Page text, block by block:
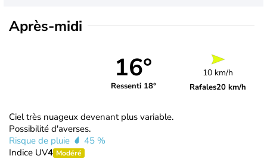
Après-midi
16°
Ressenti 18°
10 km/h
Rafales20 km/h
Ciel très nuageux devenant plus variable.
Possibilité d'averses.
Risque de pluie
45 %
Indice UV4 Modéré